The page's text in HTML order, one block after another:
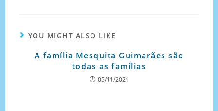
YOU MIGHT ALSO LIKE
A família Mesquita Guimarães são
todas as famílias
05/11/2021